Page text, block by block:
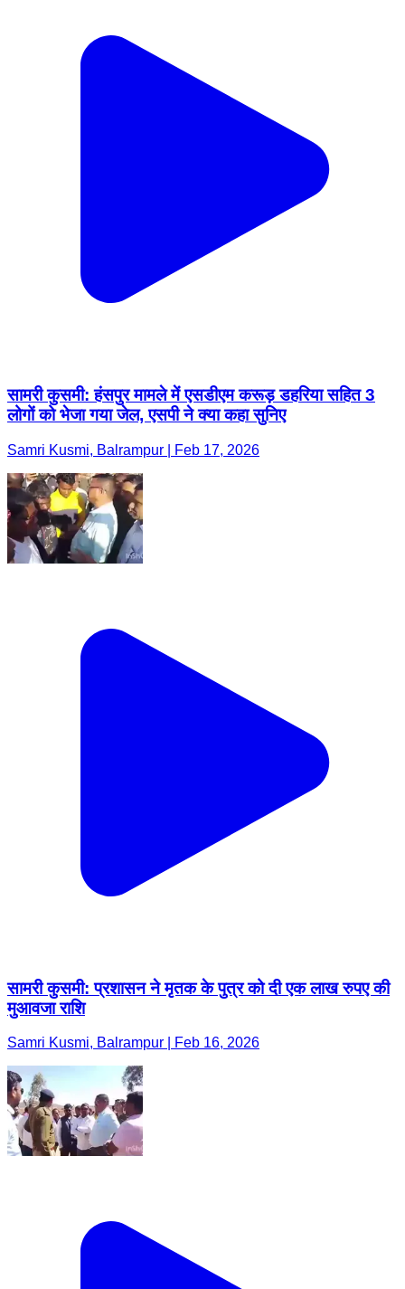
सामरी कुसमी: हंसपुर मामले में एसडीएम करूड़ डहरिया सहित 3
लोगों को भेजा गया जेल, एसपी ने क्या कहा सुनिए
Samri Kusmi, Balrampur | Feb 17, 2026
सामरी कुसमी: प्रशासन ने मृतक के पुत्र को दी एक लाख रुपए की
मुआवजा राशि
Samri Kusmi, Balrampur | Feb 16, 2026